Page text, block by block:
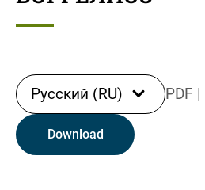
Русский (RU) PDF |
Download